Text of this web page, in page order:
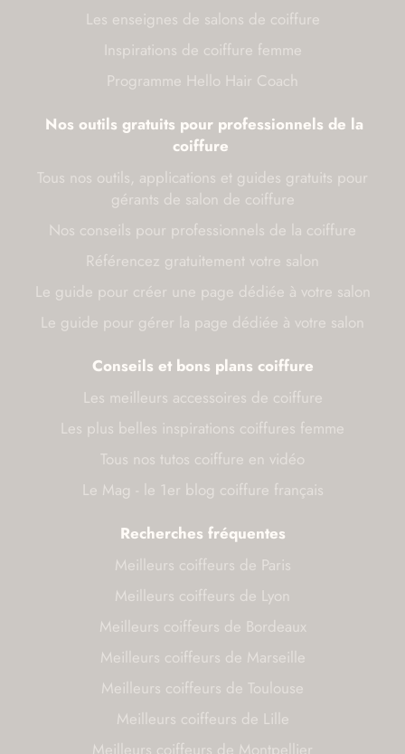
Les enseignes de salons de coiffure
Inspirations de coiffure femme
Programme Hello Hair Coach
Nos outils gratuits pour professionnels de la
coiffure
Tous nos outils, applications et guides gratuits pour
gérants de salon de coiffure
Nos conseils pour professionnels de la coiffure
Référencez gratuitement votre salon
Le guide pour créer une page dédiée à votre salon
Le guide pour gérer la page dédiée à votre salon
Conseils et bons plans coiffure
Les meilleurs accessoires de coiffure
Les plus belles inspirations coiffures femme
Tous nos tutos coiffure en vidéo
Le Mag - le 1er blog coiffure français
Recherches fréquentes
Meilleurs coiffeurs de Paris
Meilleurs coiffeurs de Lyon
Meilleurs coiffeurs de Bordeaux
Meilleurs coiffeurs de Marseille
Meilleurs coiffeurs de Toulouse
Meilleurs coiffeurs de Lille
Meilleurs coiffeurs de Montpellier